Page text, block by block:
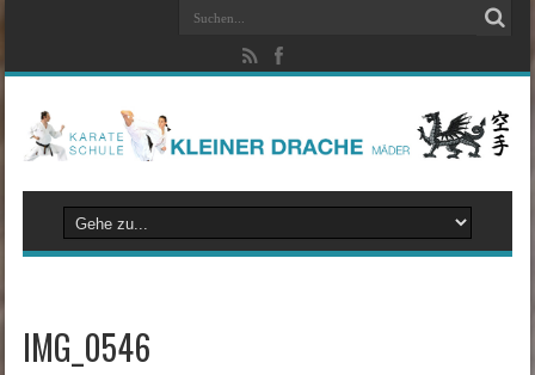
IMG_0546